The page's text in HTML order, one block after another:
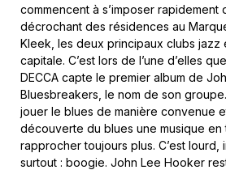
commencent à s’imposer rapidement
décrochant des résidences au
Kleek, les deux principaux clubs jazz
capitale. C’est lors de l’une d’elles
DECCA capte le premier album de
Bluesbreakers, le nom de son
jouer le blues de manière convenue
découverte du blues une musique en
rapprocher toujours plus. C’est
surtout : boogie. John Lee Hooker